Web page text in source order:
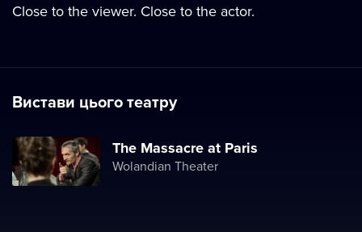
Close to the viewer. Close to the actor.
Вистави цього театру
The Massacre at Paris
Wolandian Theater